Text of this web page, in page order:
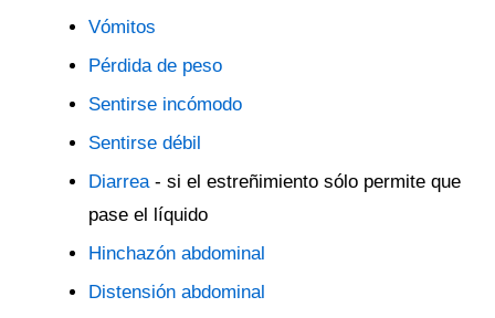
Vómitos
Pérdida de peso
Sentirse incómodo
Sentirse débil
Diarrea- si el estreñimiento sólo permite que
pase el líquido
Hinchazón abdominal
Distensión abdominal